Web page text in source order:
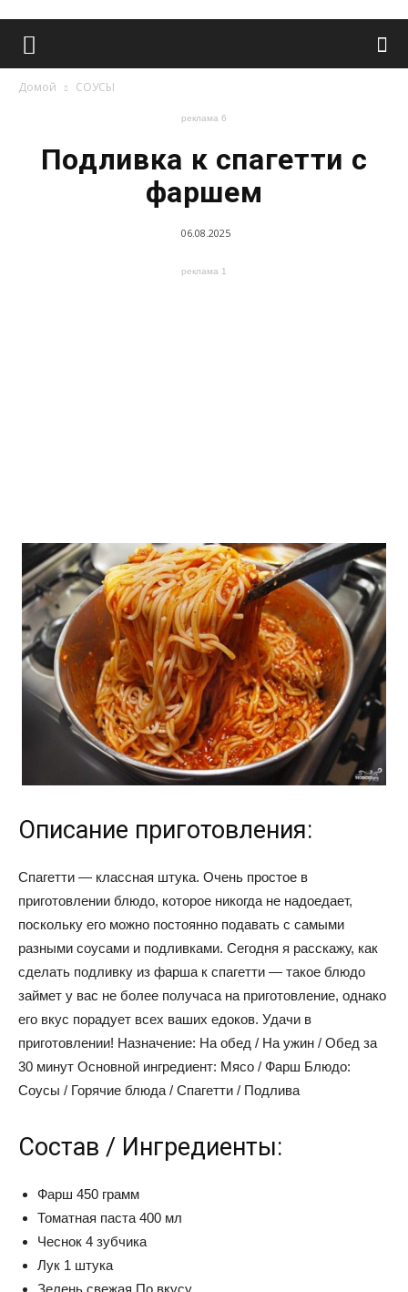
Домой СОУСЫ
реклама 6
Подливка к спагетти с
фаршем
06.08.2025
реклама 1
Описание приготовления:
Спагетти — классная штука. Очень простое в
приготовлении блюдо, которое никогда не надоедает,
поскольку его можно постоянно подавать с самыми
разными соусами и подливками. Сегодня я расскажу, как
сделать подливку из фарша к спагетти — такое блюдо
займет у вас не более получаса на приготовление, однако
его вкус порадует всех ваших едоков. Удачи в
приготовлении! Назначение: На обед / На ужин / Обед за
30 минут Основной ингредиент: Мясо / Фарш Блюдо:
Соусы / Горячие блюда / Спагетти / Подлива
Состав / Ингредиенты:
Фарш 450 грамм
Томатная паста 400 мл
Чеснок 4 зубчика
Лук 1 штука
Зелень свежая По вкусу